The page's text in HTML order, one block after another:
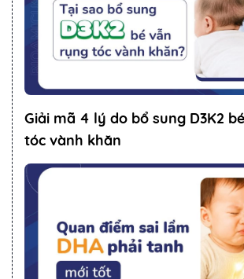
Giải mã 4 lý do bổ sung D3K2
tóc vành khăn